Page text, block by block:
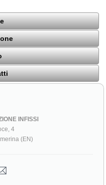
INFISSI
4
(EN)